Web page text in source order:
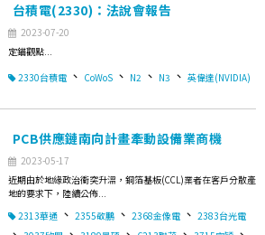
台積電(2330)：法說會報告
2023-07-20
定錨觀點...
2330台積電 、 CoWoS 、 N2 、 N3 、 英偉達(NVIDIA)
PCB供應鏈南向計畫牽動設備業商機
2023-05-17
近期由於地緣政治衝突升溫，銅箔基板(CCL)業者在客戶分散產
地的要求下，陸續公佈...
2313華通 、 2355敬鵬 、 2368金像電 、 2383台光電